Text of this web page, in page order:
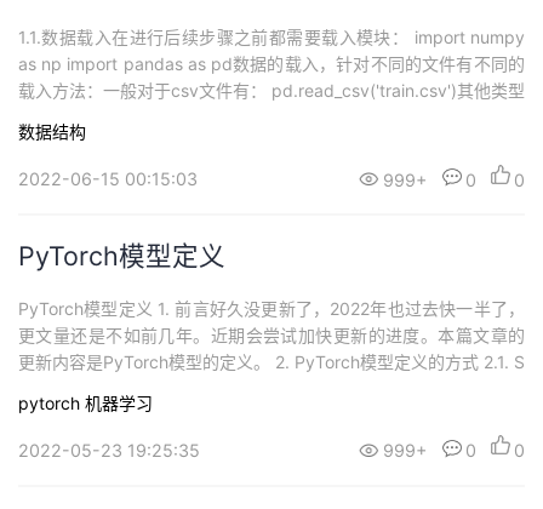
1.1.数据载入在进行后续步骤之前都需要载入模块： import numpy
as np import pandas as pd数据的载入，针对不同的文件有不同的
载入方法：一般对于csv文件有： pd.read_csv('train.csv')其他类型
…) — pandas 1.4.2 docume...
数据结构
2022-06-15 00:15:03 999+ 0 0
PyTorch模型定义
PyTorch模型定义 1. 前言好久没更新了，2022年也过去快一半了，
更文量还是不如前几年。近期会尝试加快更新的进度。本篇文章的
更新内容是PyTorch模型的定义。 2. PyTorch模型定义的方式 2.1. S
接收一个子模块的有序字典(OrderedDict) 或者一系列子模块作为参
数来逐一添加 Mod...
pytorch 机器学习
2022-05-23 19:25:35 999+ 0 0